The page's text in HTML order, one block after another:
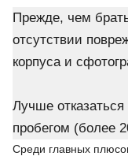
Прежде, чем
отсутствии
корпуса и
Лучше
пробегом (более
Среди главных